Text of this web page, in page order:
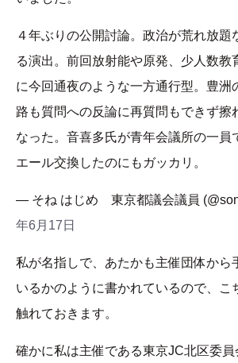
４年ぶりの公開討論。政治が荒れ放題
る演出。前回放射能や原発、少人数教
に今回通夜のような一方通行型。豊洲
路も質問への反論に再質問もできず擦
なった。音喜多氏が青年会議所の一員
エール交換したのにもガッカリ。
— そね はじめ 東京都議会議員
年6月17日
私が名指しで、あたかも主催団体から
いるかのように書かれているので、こ
触れておきます。
確かに私は主催である東京JC北区委